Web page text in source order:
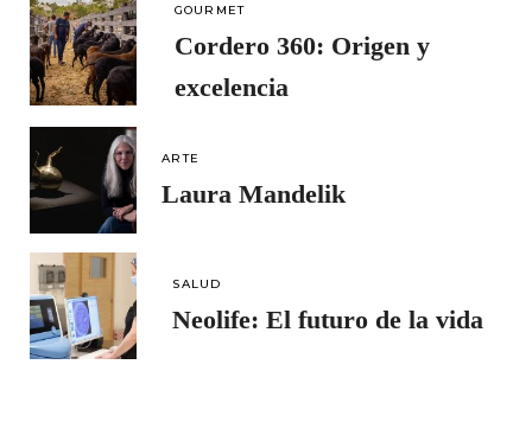
GOURMET
Cordero 360: Origen y
excelencia
ARTE
Laura Mandelik
SALUD
Neolife: El futuro de la vida